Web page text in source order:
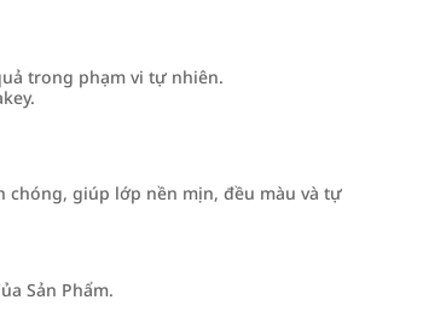
trong phạm vi tự nhiên.
chóng, giúp lớp nền mịn, đều màu và tự
Sản Phẩm.